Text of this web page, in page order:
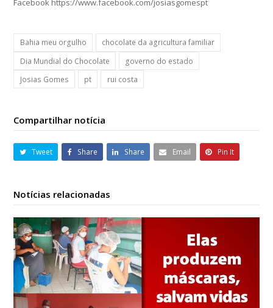
Facebook https://www.facebook.com/josiasgomespt
Bahia meu orgulho
chocolate da agricultura familiar
Dia Mundial do Chocolate
governo do estado
Josias Gomes
pt rui costa
Compartilhar notícia
Tweet Share Share Email Pin It
Notícias relacionadas